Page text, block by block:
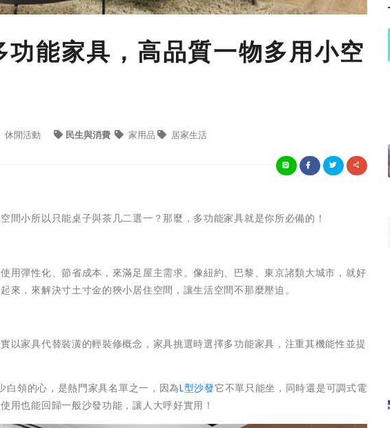
能家具，高品質一物多用小空
休閒活動 民生與消費 家用品 居家生活
間小所以只能桌子與茶几二選一？那麼，多功能家具就是你所必備的！
用彈性化、節省成本，來滿足屋主需求。像紐約、巴黎、東京諸類大城市，就好
來，來解決寸土寸金的狹小居住空間，讓生活空間不那麼壓迫。
以家具代替裝潢的輕裝修概念，家具挑選時選擇多功能家具，注重其機能性並提
白領的心，是熱門家具名單之一，因為L型沙發它不單只能坐，同時還是可調式電
用也能回歸一般沙發功能，讓人大呼好實用！